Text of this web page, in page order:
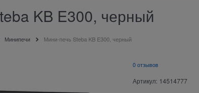
KB E300, черный
Минипечи Мини-печь Steba KB E300, черный
0 отзывов
Артикул: 14514777